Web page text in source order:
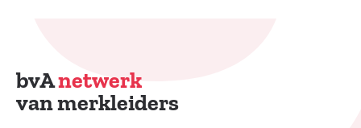
bvAnetwerk
van merkleiders